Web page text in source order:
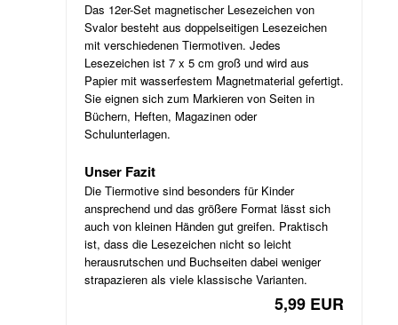
Das 12er-Set magnetischer Lesezeichen von
Svalor besteht aus doppelseitigen Lesezeichen
mit verschiedenen Tiermotiven. Jedes
Lesezeichen ist 7 x 5 cm groß und wird aus
Papier mit wasserfestem Magnetmaterial gefertigt.
Sie eignen sich zum Markieren von Seiten in
Büchern, Heften, Magazinen oder
Schulunterlagen.
Unser Fazit
Die Tiermotive sind besonders für Kinder
ansprechend und das größere Format lässt sich
auch von kleinen Händen gut greifen. Praktisch
ist, dass die Lesezeichen nicht so leicht
herausrutschen und Buchseiten dabei weniger
strapazieren als viele klassische Varianten.
5,99 EUR